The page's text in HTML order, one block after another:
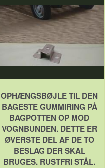
OPHÆNGSBØJLE TIL DEN
BAGESTE GUMMIRING PÅ
BAGPOTTEN OP MOD
VOGNBUNDEN. DETTE ER
ØVERSTE DEL AF DE TO
BESLAG DER SKAL
BRUGES. RUSTFRI STÅL.